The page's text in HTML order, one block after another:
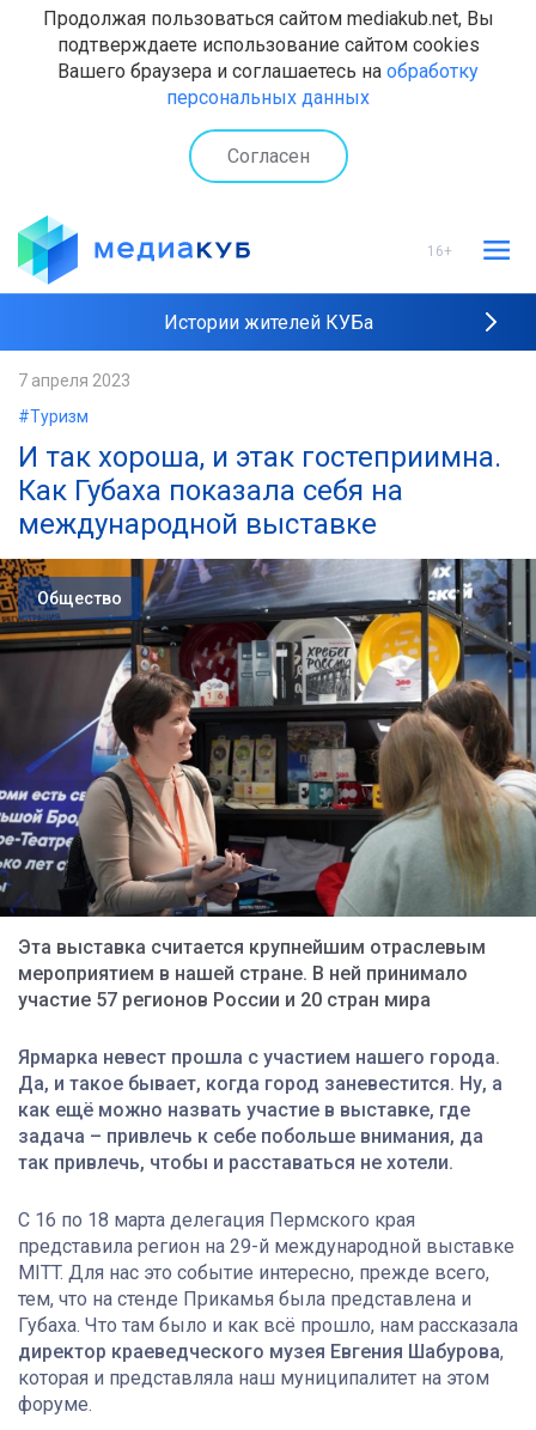
Продолжая пользоваться сайтом mediakub.net, Вы
подтверждаете использование сайтом cookies
Вашего браузера и соглашаетесь на обработку
персональных данных
Согласен
16+
Истории жителей КУБа
7 апреля 2023
#Туризм
И так хороша, и этак гостеприимна.
Как Губаха показала себя на
международной выставке
Общество
Эта выставка считается крупнейшим отраслевым
мероприятием в нашей стране. В ней принимало
участие 57 регионов России и 20 стран мира
Ярмарка невест прошла с участием нашего города.
Да, и такое бывает, когда город заневестится. Ну, а
как ещё можно назвать участие в выставке, где
задача – привлечь к себе побольше внимания, да
так привлечь, чтобы и расставаться не хотели.
С 16 по 18 марта делегация Пермского края
представила регион на 29-й международной выставке
MITT. Для нас это событие интересно, прежде всего,
тем, что на стенде Прикамья была представлена и
Губаха. Что там было и как всё прошло, нам рассказала
директор краеведческого музея Евгения Шабурова,
которая и представляла наш муниципалитет на этом
форуме.